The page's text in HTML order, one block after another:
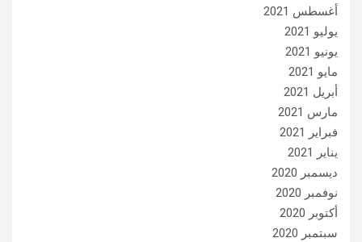
أغسطس 2021
يوليو 2021
يونيو 2021
مايو 2021
أبريل 2021
مارس 2021
فبراير 2021
يناير 2021
ديسمبر 2020
نوفمبر 2020
أكتوبر 2020
سبتمبر 2020